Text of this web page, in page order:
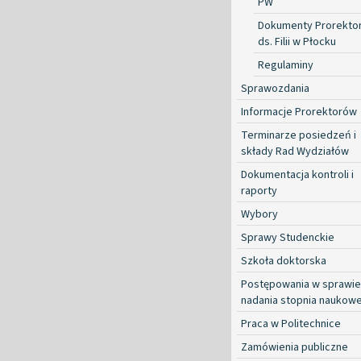
Dokumenty
ds. Filii w Płocku
Regulaminy
Sprawozdania
Informacje Prorektorów
Terminarze posiedzeń i
składy Rad Wydziałów
Dokumentacja kontroli i
raporty
Wybory
Sprawy Studenckie
Szkoła doktorska
Postępowania w sprawie
nadania stopnia
Praca w Politechnice
Zamówienia publiczne